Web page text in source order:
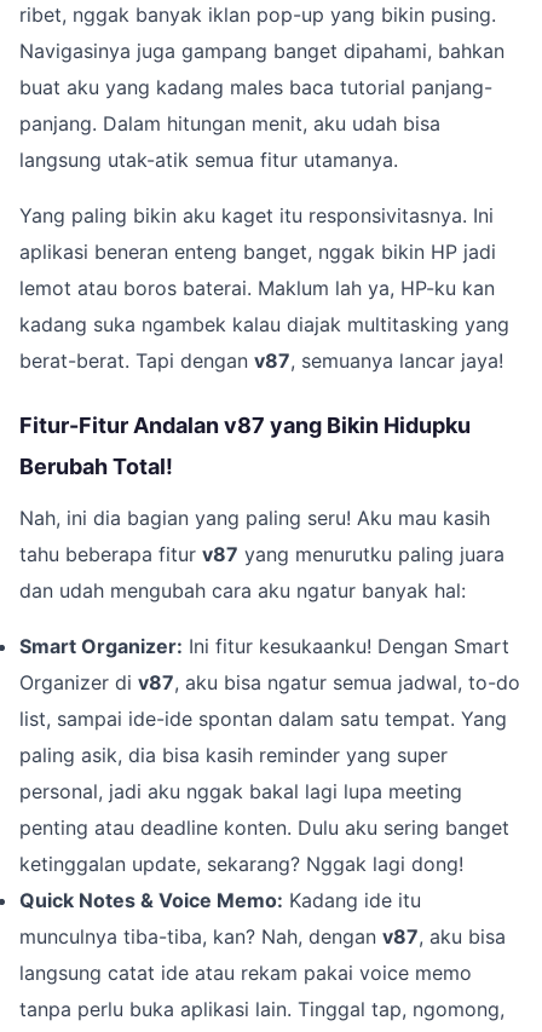
ribet, nggak banyak iklan pop-up yang bikin pusing.
Navigasinya juga gampang banget dipahami, bahkan
buat aku yang kadang males baca tutorial panjang-
panjang. Dalam hitungan menit, aku udah bisa
langsung utak-atik semua fitur utamanya.
Yang paling bikin aku kaget itu responsivitasnya. Ini
aplikasi beneran enteng banget, nggak bikin HP jadi
lemot atau boros baterai. Maklum lah ya, HP-ku kan
kadang suka ngambek kalau diajak multitasking yang
berat-berat. Tapi dengan v87, semuanya lancar jaya!
Fitur-Fitur Andalan v87 yang Bikin Hidupku
Berubah Total!
Nah, ini dia bagian yang paling seru! Aku mau kasih
tahu beberapa fitur v87 yang menurutku paling juara
dan udah mengubah cara aku ngatur banyak hal:
Smart Organizer: Ini fitur kesukaanku! Dengan Smart
Organizer di v87, aku bisa ngatur semua jadwal, to-do
list, sampai ide-ide spontan dalam satu tempat. Yang
paling asik, dia bisa kasih reminder yang super
personal, jadi aku nggak bakal lagi lupa meeting
penting atau deadline konten. Dulu aku sering banget
ketinggalan update, sekarang? Nggak lagi dong!
Quick Notes & Voice Memo: Kadang ide itu
munculnya tiba-tiba, kan? Nah, dengan v87, aku bisa
langsung catat ide atau rekam pakai voice memo
tanpa perlu buka aplikasi lain. Tinggal tap, ngomong,